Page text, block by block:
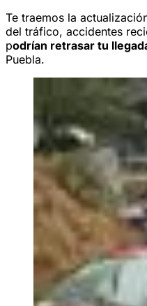
Te traemos la
del tráfico, accidentes
podrían retrasar tu
Puebla.